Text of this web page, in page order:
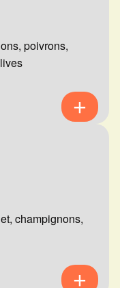
poivrons,
champignons,